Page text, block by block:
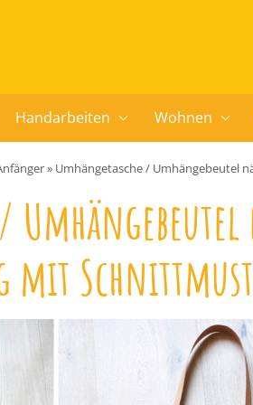
Handarbeiten Wohnen
» Umhängetasche / Umhängebeutel